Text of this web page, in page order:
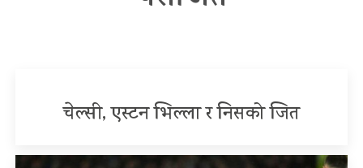
चेल्सी, एस्टन भिल्ला र निसको जित